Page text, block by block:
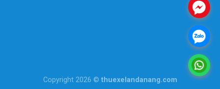
Copyright 2026 © thuexelandanang.com
.
.
.